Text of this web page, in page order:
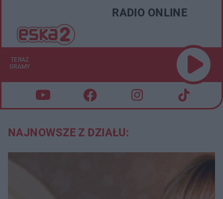
RADIO ONLINE
TERAZ
GRAMY
NAJNOWSZE Z DZIAŁU: